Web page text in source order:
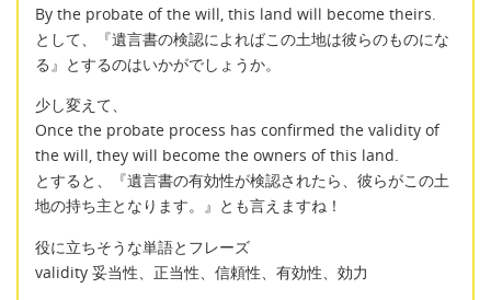
By the probate of the will, this land will become theirs.
として、『遺言書の検認によればこの土地は彼らのものにな
る』とするのはいかがでしょうか。
少し変えて、
Once the probate process has confirmed the validity of
the will, they will become the owners of this land.
とすると、『遺言書の有効性が検認されたら、彼らがこの土
地の持ち主となります。』とも言えますね！
役に立ちそうな単語とフレーズ
validity 妥当性、正当性、信頼性、有効性、効力